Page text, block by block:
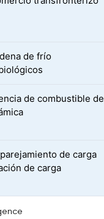
de frío
de combustible de
de carga
de carga